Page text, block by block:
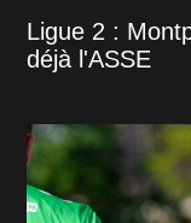
Ligue 2 :
déjà l'ASSE